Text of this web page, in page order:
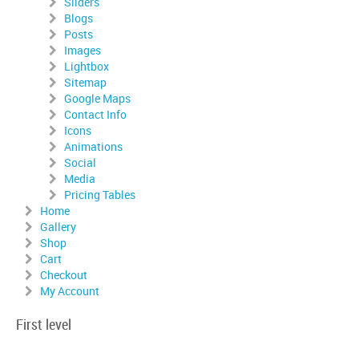
Blogs
Posts
Images
Lightbox
Sitemap
Google Maps
Contact Info
Icons
Animations
Social
Media
Pricing Tables
Home
Gallery
Shop
Cart
Checkout
My Account
First level